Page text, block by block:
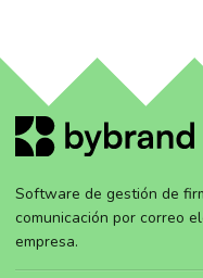
Software de gestión de
comunicación por correo
empresa.